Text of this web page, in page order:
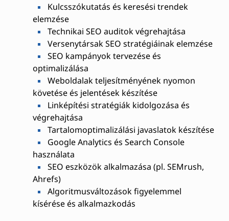
Kulcsszókutatás és keresési trendek
elemzése
Technikai SEO auditok végrehajtása
Versenytársak SEO stratégiáinak elemzése
SEO kampányok tervezése és
optimalizálása
Weboldalak teljesítményének nyomon
követése és jelentések készítése
Linképítési stratégiák kidolgozása és
végrehajtása
Tartalomoptimalizálási javaslatok készítése
Google Analytics és Search Console
használata
SEO eszközök alkalmazása (pl. SEMrush,
Ahrefs)
Algoritmusváltozások figyelemmel
kísérése és alkalmazkodás